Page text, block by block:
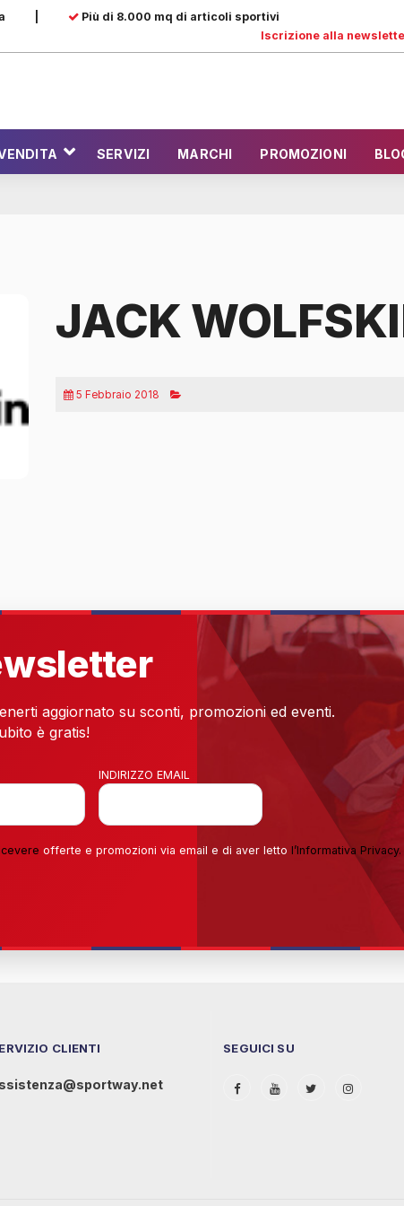
Più di 8.000 mq di articoli sportivi
Iscrizione alla
SERVIZI MARCHI PROMOZIONI
JACK
5 Febbraio 2018
aggiornato su sconti, promozioni ed eventi.
è gratis!
INDIRIZZO EMAIL
offerte e promozioni via email e di aver letto l’Informativa Privacy.
CLIENTI SEGUICI SU